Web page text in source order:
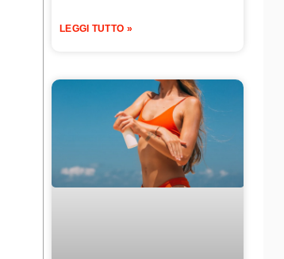
LEGGI TUTTO »